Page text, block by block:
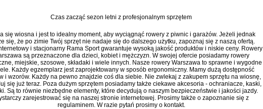
Czas zacząć sezon letni z profesjonalnym sprzętem
się wiosna i jest to idealny moment, aby wyciągnąć rowery z piwnic i garażów. Jeżeli jednak
się, że po zimie Twój sprzęt nie nadaje się do dalszego użytku, zapoznaj się z naszą ofertą.
i stacjonarny Rama Sport gwarantuje wysoką jakość produktów i niskie ceny. Rowery
są przeznaczone dla dzieci, kobiet i mężczyzn. W swojej ofercie posiadamy rowery
miejskie, szosowe, składaki i wiele innych. Nasze rowery Warszawa to sprawne i wygodne
Każdy egzemplarz jest zaprojektowany w sposób ergonomiczny. Mamy dużą dostępność
i wzorów. Każdy na pewno znajdzie coś dla siebie. Nie zwlekaj z zakupem sprzętu na wiosnę,
się już teraz. Poza dużym sprzętem posiadamy także ciekawe akcesoria - ochraniacze, kaski,
Są to równie niezbędne elementy, które decydują o naszym bezpieczeństwie i jakości jazdy.
zarejestrować się na naszej stronie internetowej. Prosimy także o zapoznanie się z
regulaminem. W razie pytań prosimy o kontakt.